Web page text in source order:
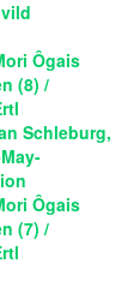
Ôgais
(8) /
Schleburg,
Ôgais
(7) /